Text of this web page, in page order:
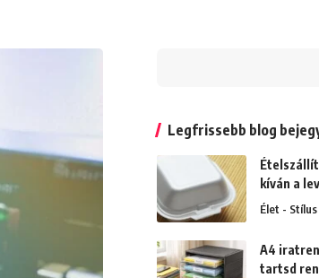
Legfrissebb blog
kíván a
Élet - Stílus
A4
tartsd